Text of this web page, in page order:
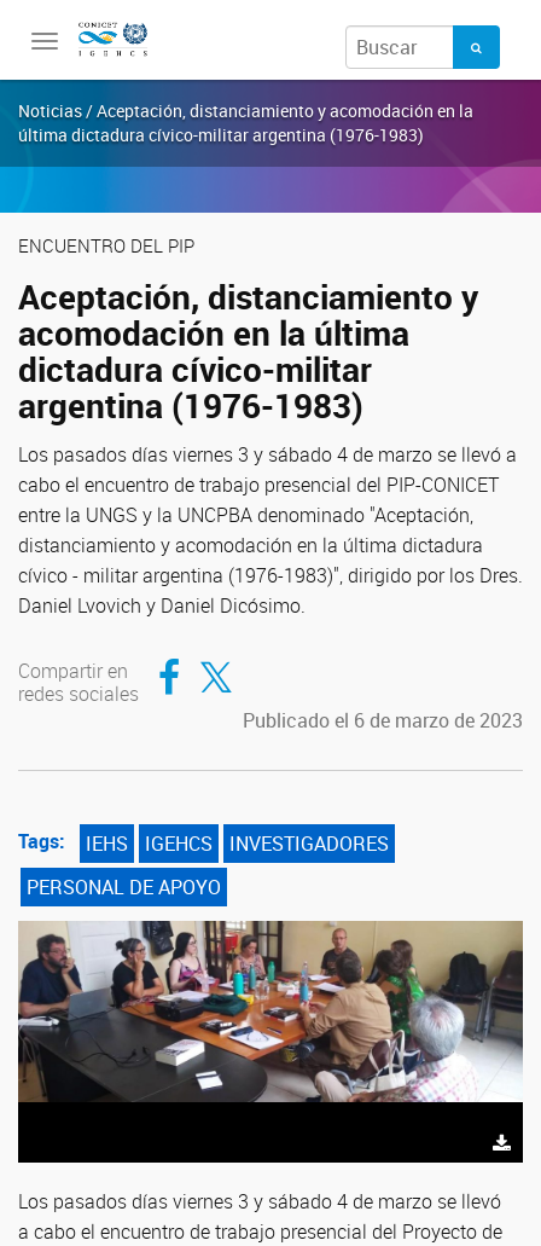
Toggle
Noticias / Aceptación, distanciamiento y acomodación en la
última dictadura cívico-militar argentina (1976-1983)
ENCUENTRO DEL PIP
Aceptación, distanciamiento y
acomodación en la última
dictadura cívico-militar
argentina (1976-1983)
Los pasados días viernes 3 y sábado 4 de marzo se llevó a
cabo el encuentro de trabajo presencial del PIP-CONICET
entre la UNGS y la UNCPBA denominado "Aceptación,
distanciamiento y acomodación en la última dictadura
cívico - militar argentina (1976-1983)", dirigido por los Dres.
Daniel Lvovich y Daniel Dicósimo.
Compartir en
redes sociales
Compartir en Facebook
Compartir en Twitter
Publicado el 6 de marzo de 2023
Tags: IEHS IGEHCS
INVESTIGADORES
PERSONAL DE APOYO
Los pasados días viernes 3 y sábado 4 de marzo se llevó
a cabo el encuentro de trabajo presencial del Proyecto de